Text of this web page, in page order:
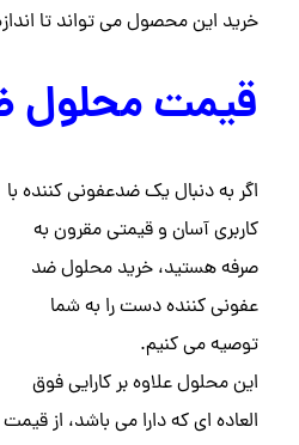
خرید این محصول می تواند تا
قیمت محلول
اگر به دنبال یک ضدعفونی کننده با
کاربری آسان و قیمتی مقرون به
صرفه هستید، خرید محلول ضد
عفونی کننده دست را به شما
توصیه می کنیم.
این محلول علاوه بر کارایی فوق
العاده ای که دارا می باشد، از قیمت